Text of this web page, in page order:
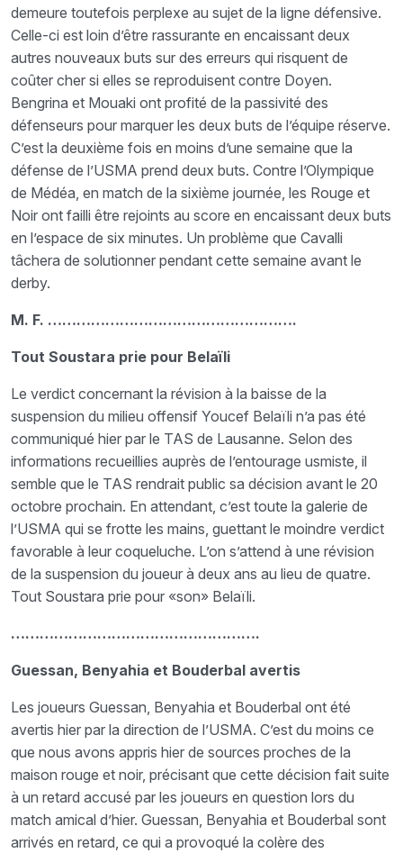
demeure toutefois perplexe au sujet de la ligne défensive.
Celle-ci est loin d’être rassurante en encaissant deux
autres nouveaux buts sur des erreurs qui risquent de
coûter cher si elles se reproduisent contre Doyen.
Bengrina et Mouaki ont profité de la passivité des
défenseurs pour marquer les deux buts de l’équipe réserve.
C’est la deuxième fois en moins d’une semaine que la
défense de l’USMA prend deux buts. Contre l’Olympique
de Médéa, en match de la sixième journée, les Rouge et
Noir ont failli être rejoints au score en encaissant deux buts
en l’espace de six minutes. Un problème que Cavalli
tâchera de solutionner pendant cette semaine avant le
derby.
M. F. …………………………………………….
Tout Soustara prie pour Belaïli
Le verdict concernant la révision à la baisse de la
suspension du milieu offensif Youcef Belaïli n’a pas été
communiqué hier par le TAS de Lausanne. Selon des
informations recueillies auprès de l’entourage usmiste, il
semble que le TAS rendrait public sa décision avant le 20
octobre prochain. En attendant, c’est toute la galerie de
l’USMA qui se frotte les mains, guettant le moindre verdict
favorable à leur coqueluche. L’on s’attend à une révision
de la suspension du joueur à deux ans au lieu de quatre.
Tout Soustara prie pour «son» Belaïli.
…………………………………………….
Guessan, Benyahia et Bouderbal avertis
Les joueurs Guessan, Benyahia et Bouderbal ont été
avertis hier par la direction de l’USMA. C’est du moins ce
que nous avons appris hier de sources proches de la
maison rouge et noir, précisant que cette décision fait suite
à un retard accusé par les joueurs en question lors du
match amical d’hier. Guessan, Benyahia et Bouderbal sont
arrivés en retard, ce qui a provoqué la colère des